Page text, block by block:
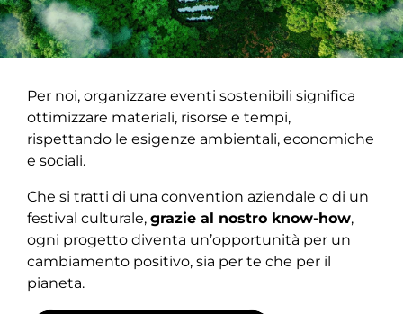
Per noi, organizzare eventi sostenibili significa
ottimizzare materiali, risorse e tempi,
rispettando le esigenze ambientali, economiche
e sociali.
Che si tratti di una convention aziendale o di un
festival culturale, grazie al nostro know-how,
ogni progetto diventa un’opportunità per un
cambiamento positivo, sia per te che per il
pianeta.